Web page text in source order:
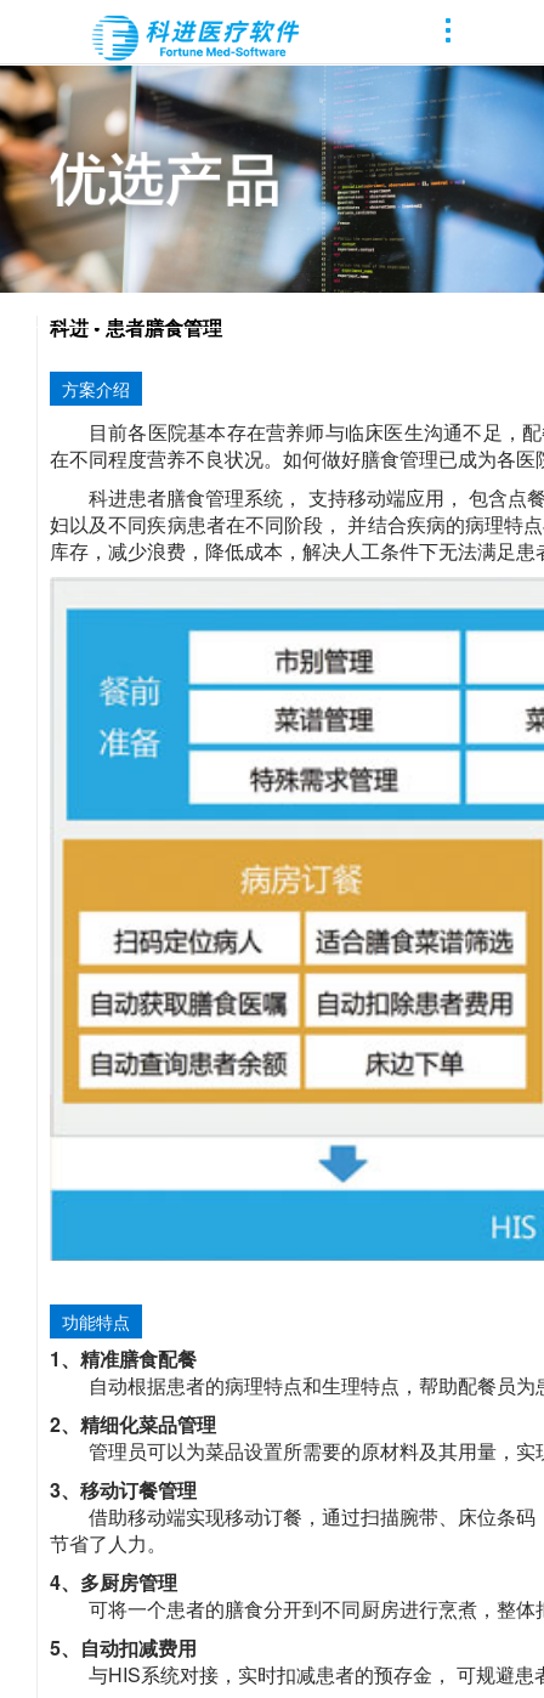
科进 • 患者膳食管理
方案介绍
目前各医院基本存在营养师与临床医生沟通不足，
在不同程度营养不良状况。如何做好膳食管理已成为各
科进患者膳食管理系统， 支持移动端应用， 包含点
妇以及不同疾病患者在不同阶段， 并结合疾病的病理特
库存，减少浪费，降低成本，解决人工条件下无法满足
功能特点
1、精准膳食配餐
自动根据患者的病理特点和生理特点，帮助配餐员
2、精细化菜品管理
管理员可以为菜品设置所需要的原材料及其用量，
3、移动订餐管理
借助移动端实现移动订餐，通过扫描腕带、床位条
节省了人力。
4、多厨房管理
可将一个患者的膳食分开到不同厨房进行烹煮，整
5、自动扣减费用
与HIS系统对接，实时扣减患者的预存金， 可规避